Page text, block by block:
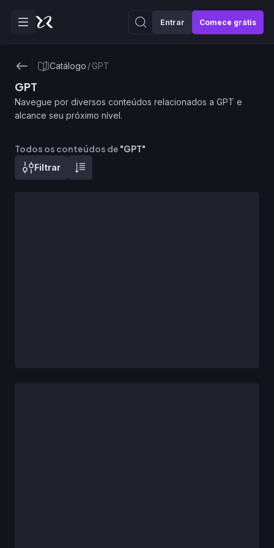
Entrar Comece grátis
Catálogo /GPT
GPT
Navegue por diversos conteúdos relacionados a GPT e
alcance seu próximo nível.
Todos os conteúdos de "GPT"
Filtrar